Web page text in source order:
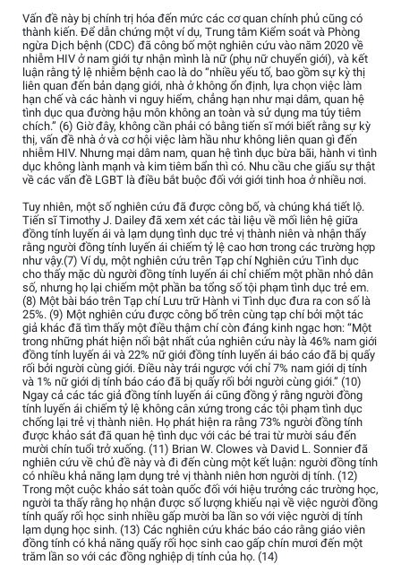
Vấn đề này bị chính trị hóa đến mức các cơ quan chính phủ cũng có
thành kiến. Để dẫn chứng một ví dụ, Trung tâm Kiểm soát và Phòng
ngừa Dịch bệnh (CDC) đã công bố một nghiên cứu vào năm 2020 về
nhiễm HIV ở nam giới tự nhận mình là nữ (phụ nữ chuyển giới), và kết
luận rằng tỷ lệ nhiễm bệnh cao là do “nhiều yếu tố, bao gồm sự kỳ thị
liên quan đến bản dạng giới, nhà ở không ổn định, lựa chọn việc làm
hạn chế và các hành vi nguy hiểm, chẳng hạn như mại dâm, quan hệ
tình dục qua đường hậu môn không an toàn và sử dụng ma túy tiêm
chích.” (6) Giờ đây, không cần phải có bằng tiến sĩ mới biết rằng sự kỳ
thị, vấn đề nhà ở và cơ hội việc làm hầu như không liên quan gì đến
nhiễm HIV. Nhưng mại dâm nam, quan hệ tình dục bừa bãi, hành vi tình
dục không lành mạnh và kim tiêm bẩn thì có. Nhu cầu che giấu sự thật
về các vấn đề LGBT là điều bắt buộc đối với giới tinh hoa ở nhiều nơi.
Tuy nhiên, một số nghiên cứu đã được công bố, và chúng khá tiết lộ.
Tiến sĩ Timothy J. Dailey đã xem xét các tài liệu về mối liên hệ giữa
đồng tính luyến ái và lạm dụng tình dục trẻ vị thành niên và nhận thấy
rằng người đồng tính luyến ái chiếm tỷ lệ cao hơn trong các trường hợp
như vậy.(7) Ví dụ, một nghiên cứu trên Tạp chí Nghiên cứu Tình dục
cho thấy mặc dù người đồng tính luyến ái chỉ chiếm một phần nhỏ dân
số, nhưng họ lại chiếm một phần ba tổng số tội phạm tình dục trẻ em.
(8) Một bài báo trên Tạp chí Lưu trữ Hành vi Tình dục đưa ra con số là
25%. (9) Một nghiên cứu được công bố trên cùng tạp chí bởi một tác
giả khác đã tìm thấy một điều thậm chí còn đáng kinh ngạc hơn: “Một
trong những phát hiện nổi bật nhất của nghiên cứu này là 46% nam giới
đồng tính luyến ái và 22% nữ giới đồng tính luyến ái báo cáo đã bị quấy
rối bởi người cùng giới. Điều này trái ngược với chỉ 7% nam giới dị tính
và 1% nữ giới dị tính báo cáo đã bị quấy rối bởi người cùng giới.” (10)
Ngay cả các tác giả đồng tính luyến ái cũng đồng ý rằng người đồng
tính luyến ái chiếm tỷ lệ không cân xứng trong các tội phạm tình dục
chống lại trẻ vị thành niên. Họ phát hiện ra rằng 73% người đồng tính
được khảo sát đã quan hệ tình dục với các bé trai từ mười sáu đến
mười chín tuổi trở xuống. (11) Brian W. Clowes và David L. Sonnier đã
nghiên cứu về chủ đề này và đi đến cùng một kết luận: người đồng tính
có nhiều khả năng lạm dụng trẻ vị thành niên hơn người dị tính. (12)
Trong một cuộc khảo sát toàn quốc đối với hiệu trưởng các trường học,
người ta thấy rằng họ nhận được số lượng khiếu nại về việc người đồng
tính quấy rối học sinh nhiều gấp mười ba lần so với việc người dị tính
lạm dụng học sinh. (13) Các nghiên cứu khác báo cáo rằng giáo viên
đồng tính có khả năng quấy rối học sinh cao gấp chín mươi đến một
trăm lần so với các đồng nghiệp dị tính của họ. (14)